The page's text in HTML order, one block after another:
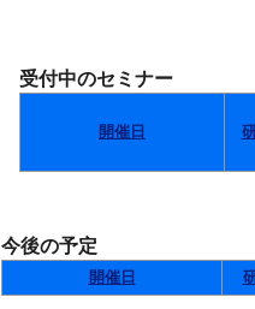
受付中のセミナー
開催日
今後の予定
開催日